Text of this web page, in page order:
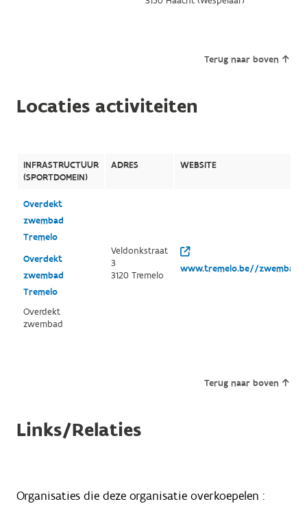
Terug naar boven
Locaties activiteiten
INFRASTRUCTUUR
(SPORTDOMEIN)
ADRES WEBSITE
Overdekt
zwembad
Tremelo
Overdekt
zwembad
Tremelo
Overdekt
zwembad
Veldonkstraat
3
3120 Tremelo
www.tremelo.be//zwembad
Terug naar boven
Links/Relaties
Organisaties die deze organisatie overkoepelen :